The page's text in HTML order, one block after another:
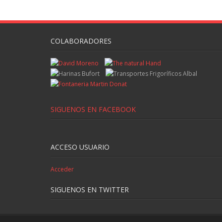
COLABORADORES
SIGUENOS EN FACEBOOK
ACCESO USUARIO
Acceder
SIGUENOS EN TWITTER